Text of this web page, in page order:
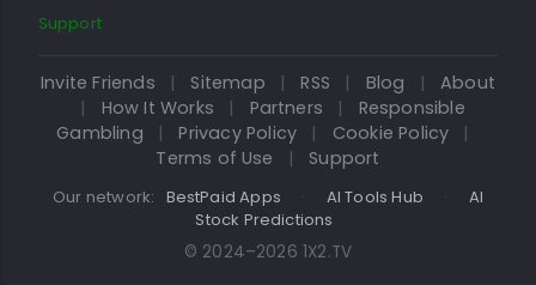
Support
Invite Friends | Sitemap | RSS | Blog |
About
|
How It Works | Partners |
Responsible
Gambling
| Privacy Policy | Cookie Policy
|
Terms of Use
| Support
Our network: BestPaid Apps · AI Tools Hub ·
AI
Stock Predictions
© 2024–2026 1X2.TV